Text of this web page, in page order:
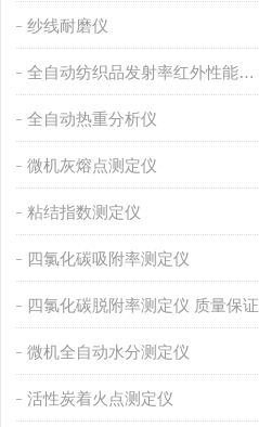
纱线耐磨仪
全自动纺织品发射率红外性能分析
全自动热重分析仪
微机灰熔点测定仪
粘结指数测定仪
四氯化碳吸附率测定仪
四氯化碳脱附率测定仪 质量保证
微机全自动水分测定仪
活性炭着火点测定仪